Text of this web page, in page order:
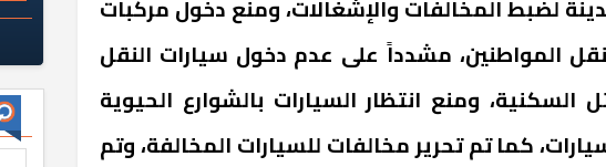
لضبط المخالفات والإشغالات، ومنع دخول مركبات
المواطنين، مشدداً على عدم دخول سيارات النقل
السكنية، ومنع انتظار السيارات بالشوارع الحيوية
كما تم تحرير مخالفات للسيارات المخالفة، وتم